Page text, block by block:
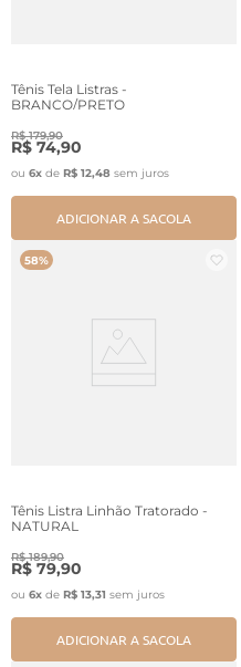
Tênis Tela Listras -
BRANCO/PRETO
R$ 179,90
R$ 74,90
ou 6x de R$ 12,48 sem juros
ADICIONAR A SACOLA
58%
Tênis Listra Linhão Tratorado -
NATURAL
R$ 189,90
R$ 79,90
ou 6x de R$ 13,31 sem juros
ADICIONAR A SACOLA